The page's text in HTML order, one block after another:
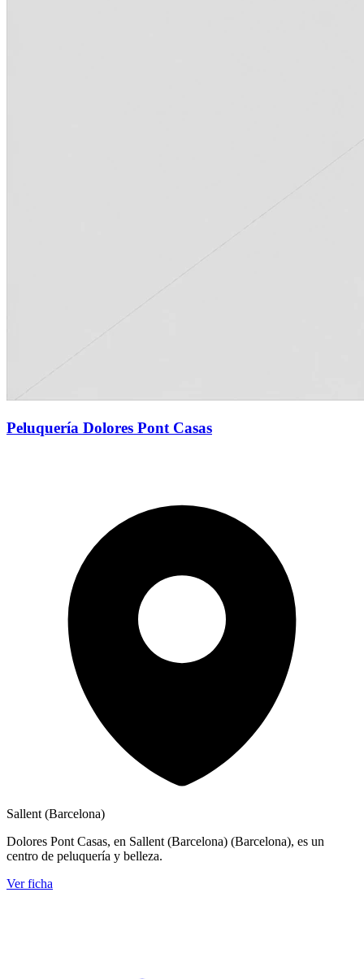
Peluquería Dolores Pont Casas
Sallent (Barcelona)
Dolores Pont Casas, en Sallent (Barcelona) (Barcelona), es un
centro de peluquería y belleza.
Ver ficha